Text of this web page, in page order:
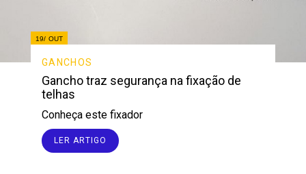
19/ OUT
GANCHOS
Gancho traz segurança na fixação de
telhas
Conheça este fixador
LER ARTIGO